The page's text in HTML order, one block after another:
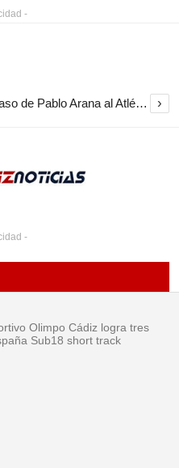
-
El Cádiz CF acuerda el traspaso de Pablo Arana al Atlético Antoniano ›
-
Olimpo Cádiz logra tres
Sub18 short track